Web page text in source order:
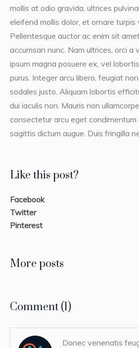
mollis at odio gravida, ultrices
eleifend mollis dolor, et ornare turpis
Pellentesque auctor ac enim sit
accumsan nunc. Nam ultrices, orci a
ipsum magna posuere ex, vel
purus. Integer arcu libero, feugiat
sodales justo. Aliquam lobortis
dui iaculis non. Mauris non
consectetur arcu eget condimentum
sagittis dictum augue. Duis fringilla
Like this post?
Facebook
Twitter
Pinterest
More posts
Comment (1)
Donec venenatis